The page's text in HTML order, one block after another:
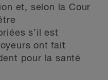
et, selon la Cour
s’il est
ont fait
pour la santé